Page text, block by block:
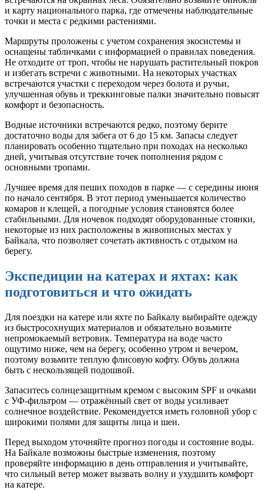
и карту национального парка, где отмечены наблюдательные
точки и места с редкими растениями.
Маршруты проложены с учетом сохранения экосистемы и
оснащены табличками с информацией о правилах поведения.
Не отходите от троп, чтобы не нарушать растительный покров
и избегать встречи с животными. На некоторых участках
встречаются участки с переходом через болота и ручьи,
улучшенная обувь и треккинговые палки значительно повысят
комфорт и безопасность.
Водные источники встречаются редко, поэтому берите
достаточно воды для забега от 6 до 15 км. Запасы следует
планировать особенно тщательно при походах на несколько
дней, учитывая отсутствие точек пополнения рядом с
основными тропами.
Лучшее время для пеших походов в парке — с середины июня
по начало сентября. В этот период уменьшается количество
комаров и клещей, а погодные условия становятся более
стабильными. Для ночевок подходят оборудованные стоянки,
некоторые из них расположены в живописных местах у
Байкала, что позволяет сочетать активность с отдыхом на
берегу.
Экспедиции на катерах и яхтах: как
подготовиться и что ожидать
Для поездки на катере или яхте по Байкалу выбирайте одежду
из быстросохнущих материалов и обязательно возьмите
непромокаемый ветровик. Температура на воде часто
ощутимо ниже, чем на берегу, особенно утром и вечером,
поэтому возьмите теплую флисовую кофту. Обувь должна
быть с нескользящей подошвой.
Запаситесь солнцезащитным кремом с высоким SPF и очками
с УФ-фильтром — отражённый свет от воды усиливает
солнечное воздействие. Рекомендуется иметь головной убор с
широкими полями для защиты лица и шеи.
Перед выходом уточняйте прогноз погоды и состояние воды.
На Байкале возможны быстрые изменения, поэтому
проверяйте информацию в день отправления и учитывайте,
что сильный ветер может вызвать волну и ухудшить комфорт
на катере.